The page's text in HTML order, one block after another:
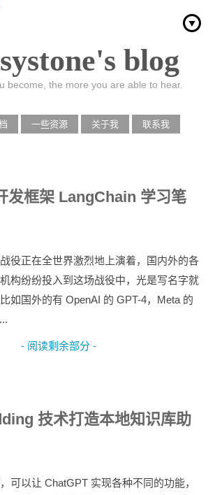
blog
blog
become, the more you are able to hear.
一些资源 关于我 联系我
发框架 LangChain 学习笔
役正在全世界激烈地上演着，国内外的各
构纷纷投入到这场战役中，光是写名字就
如国外的有 OpenAI 的 GPT-4，Meta 的
- 阅读剩余部分 -
技术打造本地知识库助
可以让 ChatGPT 实现各种不同的功能，